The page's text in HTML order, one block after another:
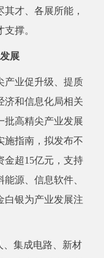
才、各展所能，
撑。
展
业促升级、提质
济和信息化局相关
批高精尖产业发展
施指南，拟发布不
金超15亿元，支持
源、信息软件、
白银为产业发展注
集成电路、新材